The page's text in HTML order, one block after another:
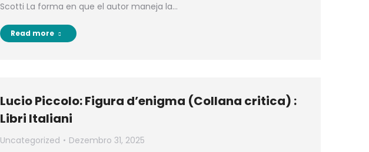
Scotti La forma en que el autor maneja la…
Read more
Lucio Piccolo: Figura d’enigma (Collana critica) :
Libri Italiani
Uncategorized Dezembro 31, 2025